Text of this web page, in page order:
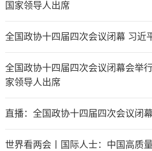
国家领导人出席
全国政协十四届四次会议闭幕 习近
全国政协十四届四次会议闭幕会举
家领导人出席
直播：全国政协十四届四次会议闭
世界看两会丨国际人士：中国高质